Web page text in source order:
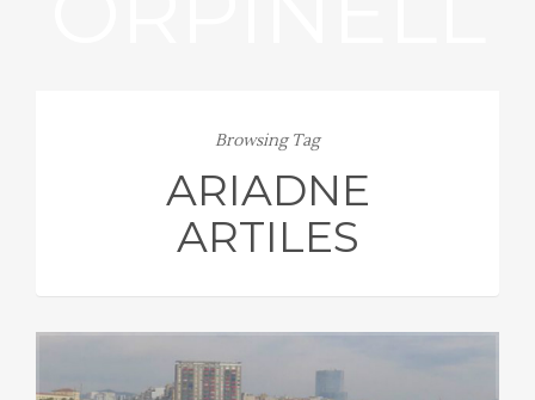
Browsing Tag
ARIADNE
ARTILES